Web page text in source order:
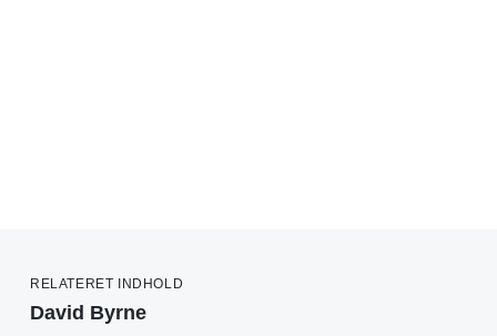
RELATERET INDHOLD
David Byrne